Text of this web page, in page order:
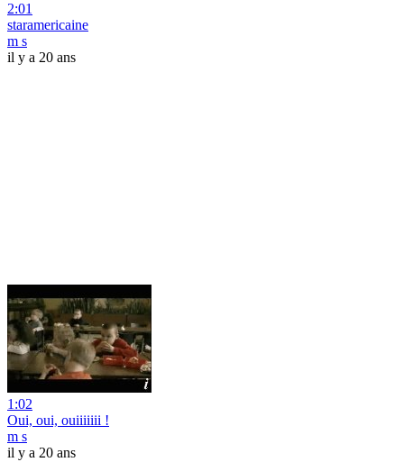
2:01
staramericaine
m s
il y a 20 ans
1:02
Oui, oui, ouiiiiiii !
m s
il y a 20 ans